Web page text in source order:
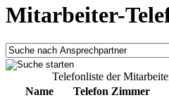
Mitarbeiter-
Telefonliste der
Name
Telefon Zimmer